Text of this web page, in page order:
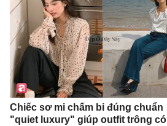
Chiếc sơ mi chấm bi đúng chuẩn
"quiet luxury" giúp outfit trông có